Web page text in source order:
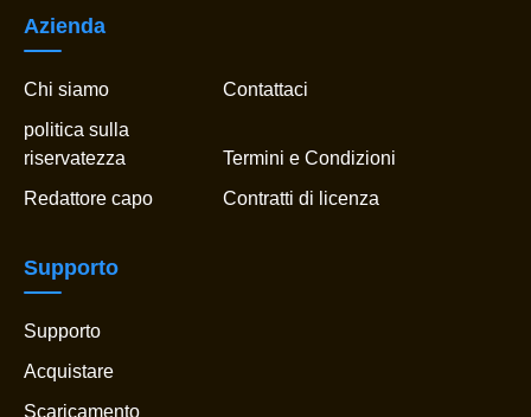
Azienda
Chi siamo
Contattaci
politica sulla
riservatezza
Termini e Condizioni
Redattore capo
Contratti di licenza
Supporto
Supporto
Acquistare
Scaricamento